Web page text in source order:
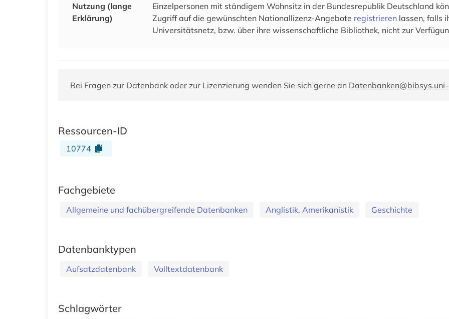
Nutzung (lange
Erklärung)
Einzelpersonen mit ständigem Wohnsitz in der Bundesrepublik Deutschland
Zugriff auf die gewünschten Nationallizenz-Angebote registrieren lassen, falls
Universitätsnetz, bzw. über ihre wissenschaftliche Bibliothek, nicht zur
Bei Fragen zur Datenbank oder zur Lizenzierung wenden Sie sich gerne an
Ressourcen-ID
10774
Fachgebiete
Allgemeine und fachübergreifende Datenbanken Anglistik. Amerikanistik Geschichte
Datenbanktypen
Aufsatzdatenbank Volltextdatenbank
Schlagwörter